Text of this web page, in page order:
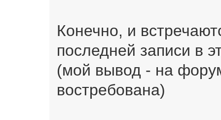
Конечно, и
последней записи в
(мой вывод - на
востребована)